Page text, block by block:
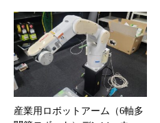
産業用ロボットアーム（6軸多